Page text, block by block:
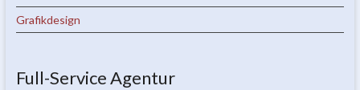
Grafikdesign
Full-Service Agentur